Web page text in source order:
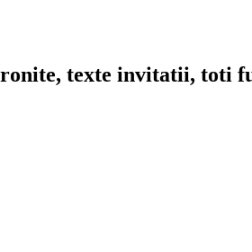
texte invitatii,